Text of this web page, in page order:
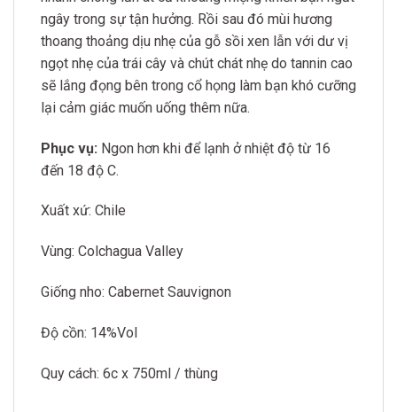
ngây trong sự tận hưởng. Rồi sau đó mùi hương
thoang thoảng dịu nhẹ của gỗ sồi xen lẫn với dư vị
ngọt nhẹ của trái cây và chút chát nhẹ do tannin cao
sẽ lắng đọng bên trong cổ họng làm bạn khó cưỡng
lại cảm giác muốn uống thêm nữa.
Phục vụ: Ngon hơn khi để lạnh ở nhiệt độ từ 16
đến 18 độ C.
Xuất xứ: Chile
Vùng: Colchagua Valley
Giống nho: Cabernet Sauvignon
Độ cồn: 14%Vol
Quy cách: 6c x 750ml / thùng